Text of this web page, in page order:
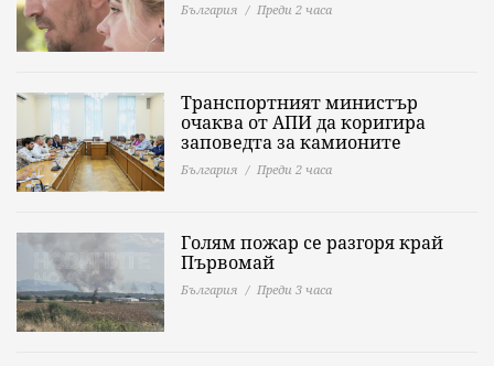
България Преди 2 часа
Транспортният министър
очаква от АПИ да коригира
заповедта за камионите
България Преди 2 часа
Голям пожар се разгоря край
Първомай
България Преди 3 часа